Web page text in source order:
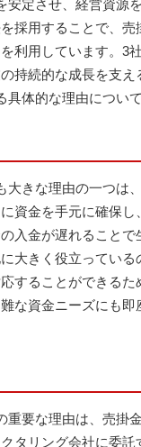
定させ、経営資源
採用することで、
利用しています。3
持続的な成長を支
具体的な理由につい
きな理由の一つは
資金を手元に確保
入金が遅れること
大きく役立ってい
することができる
な資金ニーズにも
要な理由は、売掛
タリング会社に委